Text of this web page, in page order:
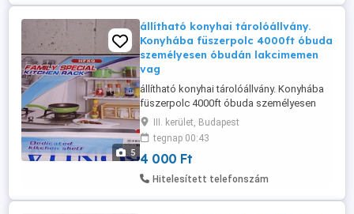
spray funkciókkal ...
5
állítható konyhai tárolóállvány.
Konyhába füszerpolc 4000ft óbuda
személyesen óbudán lakcimemen
vag
állítható konyhai tárolóállvány. Konyhába
füszerpolc 4000ft óbuda személyesen
óbudán lakcimemen vagy előre fizetés
után mpl csomagautomatába +3000ft 36
50 104 8272 Állítható, két szintes
tárolóállvány konyhai eszközök, edények
és fűszerek rendszerezésére. Kompakt
egyaránt, ...
III. kerület, Budapest
tegnap 00:43
4 000 Ft
Hitelesített telefonszám